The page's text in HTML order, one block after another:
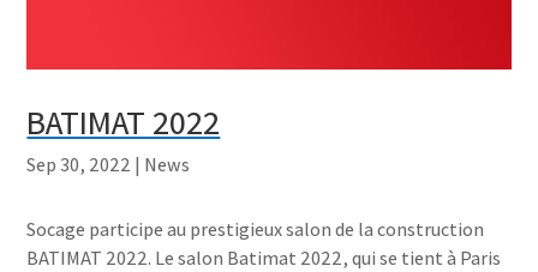
BATIMAT 2022
Sep 30, 2022 | News
Socage participe au prestigieux salon de la construction
BATIMAT 2022. Le salon Batimat 2022, qui se tient à Paris